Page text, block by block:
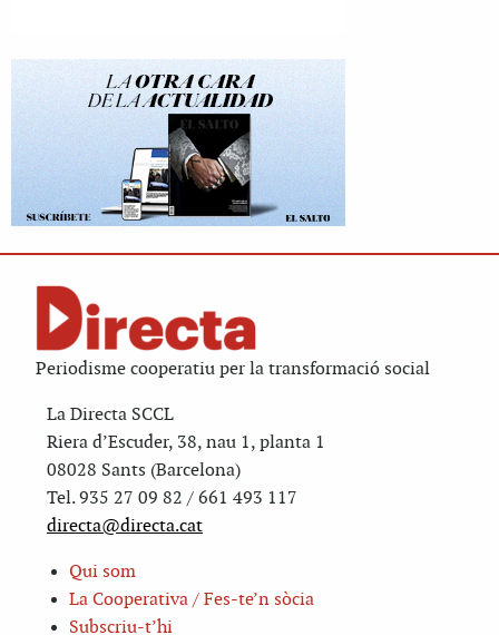
Periodisme cooperatiu per la transformació social
La Directa SCCL
Riera d’Escuder, 38, nau 1, planta 1
08028 Sants (Barcelona)
Tel. 935 27 09 82 / 661 493 117
directa@directa.cat
Qui som
La Cooperativa / Fes-te’n sòcia
Subscriu-t’hi